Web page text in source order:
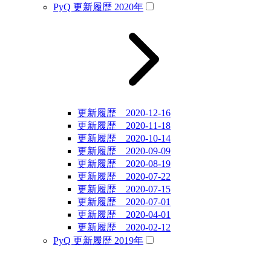
PyQ 更新履歴 2020年
更新履歴 2020-12-16
更新履歴 2020-11-18
更新履歴 2020-10-14
更新履歴 2020-09-09
更新履歴 2020-08-19
更新履歴 2020-07-22
更新履歴 2020-07-15
更新履歴 2020-07-01
更新履歴 2020-04-01
更新履歴 2020-02-12
PyQ 更新履歴 2019年